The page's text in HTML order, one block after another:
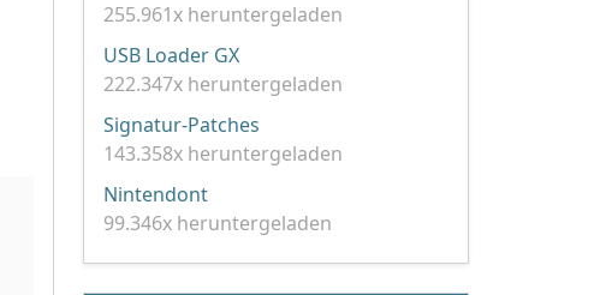
255.961x heruntergeladen
USB Loader GX
222.347x heruntergeladen
Signatur-Patches
143.358x heruntergeladen
Nintendont
99.346x heruntergeladen